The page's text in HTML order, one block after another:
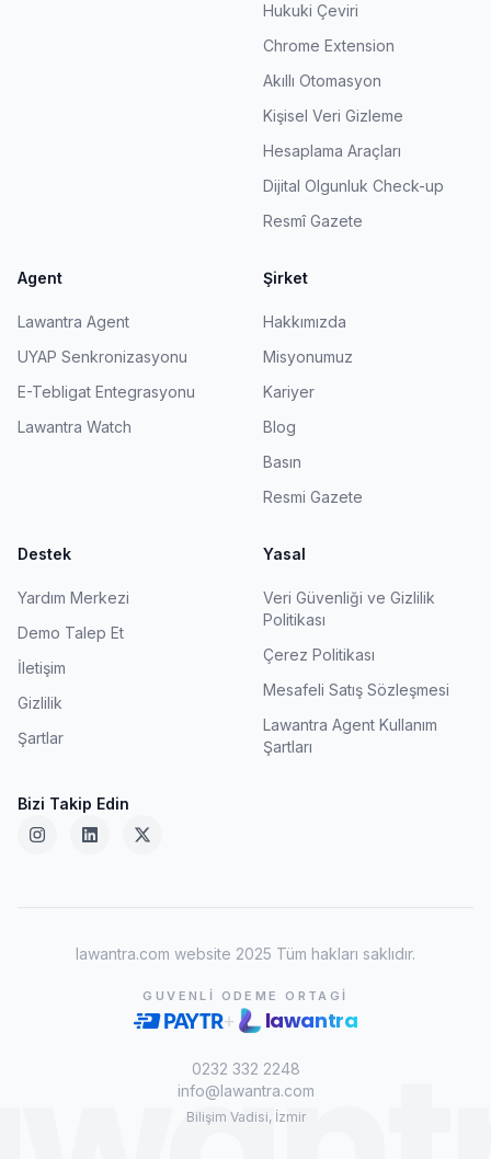
Hukuki Çeviri
Chrome Extension
Akıllı Otomasyon
Kişisel Veri Gizleme
Hesaplama Araçları
Dijital Olgunluk Check-up
Resmî Gazete
Agent
Lawantra Agent
UYAP Senkronizasyonu
E-Tebligat Entegrasyonu
Lawantra Watch
Şirket
Hakkımızda
Misyonumuz
Kariyer
Blog
Basın
Resmi Gazete
Destek
Yardım Merkezi
Demo Talep Et
İletişim
Gizlilik
Şartlar
Yasal
Veri Güvenliği ve Gizlilik
Politikası
Çerez Politikası
Mesafeli Satış Sözleşmesi
Lawantra Agent Kullanım
Şartları
Bizi Takip Edin
lawantra.com website 2025 Tüm hakları saklıdır.
GUVENLI ODEME ORTAGI
+ lawantra
0232 332 2248
info@lawantra.com
Bilişim Vadisi, İzmir